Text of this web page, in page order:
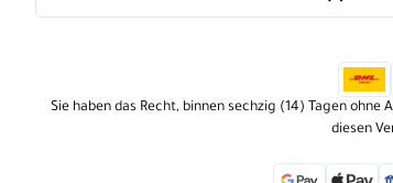
Sie haben das Recht, binnen sechzig (14) Tagen ohne
diesen